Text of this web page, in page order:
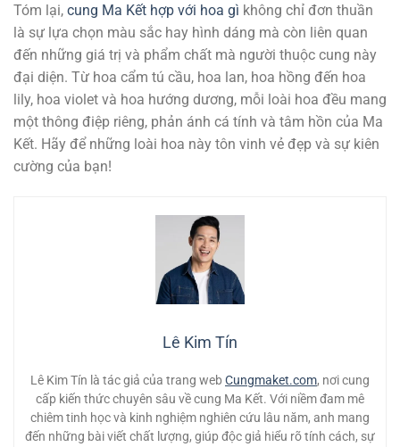
Tóm lại, cung Ma Kết hợp với hoa gì không chỉ đơn thuần
là sự lựa chọn màu sắc hay hình dáng mà còn liên quan
đến những giá trị và phẩm chất mà người thuộc cung này
đại diện. Từ hoa cẩm tú cầu, hoa lan, hoa hồng đến hoa
lily, hoa violet và hoa hướng dương, mỗi loài hoa đều mang
một thông điệp riêng, phản ánh cá tính và tâm hồn của Ma
Kết. Hãy để những loài hoa này tôn vinh vẻ đẹp và sự kiên
cường của bạn!
Lê Kim Tín
Lê Kim Tín là tác giả của trang web Cungmaket.com, nơi cung
cấp kiến thức chuyên sâu về cung Ma Kết. Với niềm đam mê
chiêm tinh học và kinh nghiệm nghiên cứu lâu năm, anh mang
đến những bài viết chất lượng, giúp độc giả hiểu rõ tính cách, sự